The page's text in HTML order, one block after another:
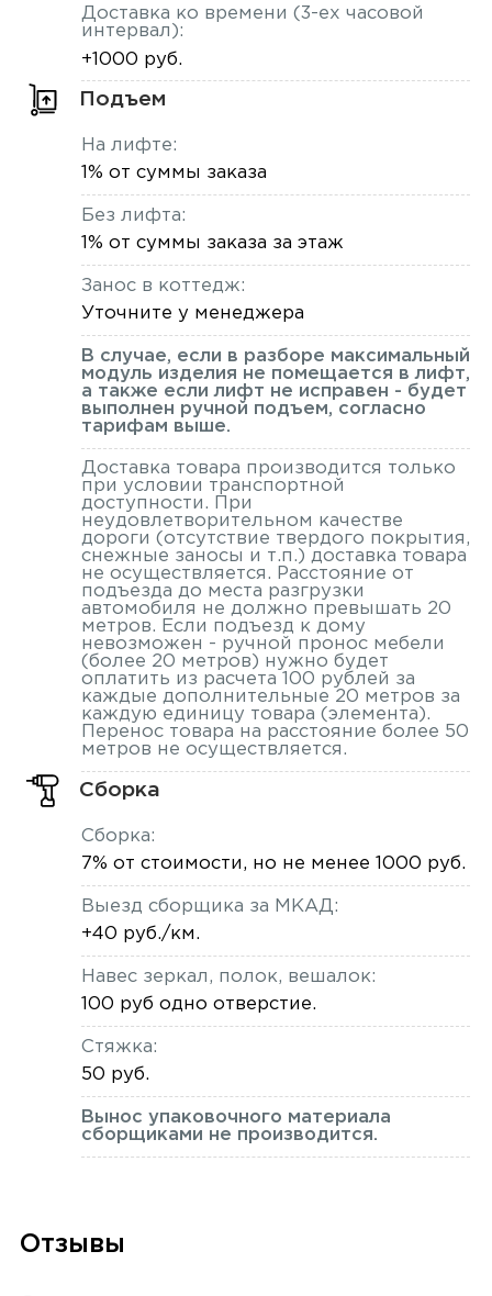
Доставка ко времени (3-ех часовой
интервал):
+1000 руб.
Подъем
На лифте:
1% от суммы заказа
Без лифта:
1% от суммы заказа за этаж
Занос в коттедж:
Уточните у менеджера
В случае, если в разборе максимальный
модуль изделия не помещается в лифт,
а также если лифт не исправен - будет
выполнен ручной подъем, согласно
тарифам выше.
Доставка товара производится только
при условии транспортной
доступности. При
неудовлетворительном качестве
дороги (отсутствие твердого покрытия,
снежные заносы и т.п.) доставка товара
не осуществляется. Расстояние от
подъезда до места разгрузки
автомобиля не должно превышать 20
метров. Если подъезд к дому
невозможен - ручной пронос мебели
(более 20 метров) нужно будет
оплатить из расчета 100 рублей за
каждые дополнительные 20 метров за
каждую единицу товара (элемента).
Перенос товара на расстояние более 50
метров не осуществляется.
Сборка
Сборка:
7% от стоимости, но не менее 1000 руб.
Выезд сборщика за МКАД:
+40 руб./км.
Навес зеркал, полок, вешалок:
100 руб одно отверстие.
Стяжка:
50 руб.
Вынос упаковочного материала
сборщиками не производится.
Отзывы